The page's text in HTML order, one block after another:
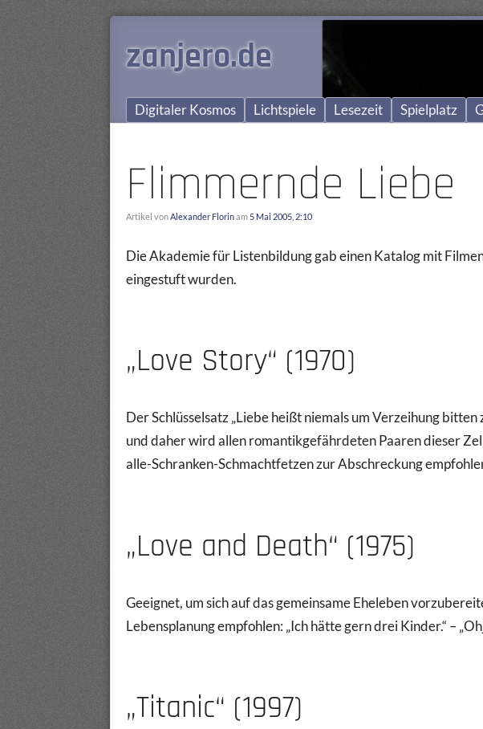
zanjero.de
Digitaler Kosmos Lichtspiele Lesezeit Spielplatz
Flimmernde Liebe
Artikel vonAlexander Florinam 5 Mai 2005, 2:10
Die Akademie für Listenbildung gab einen Katalog mit
eingestuft wurden.
„Love Story“ (1970)
Der Schlüsselsatz „Liebe heißt niemals um Verzeihung
und daher wird allen romantikgefährdeten Paaren dieser
alle-Schranken-Schmachtfetzen zur Abschreckung
„Love and Death“ (1975)
Geeignet, um sich auf das gemeinsame Eheleben
Lebensplanung empfohlen: „Ich hätte gern drei Kinder.“ –
„Titanic“ (1997)